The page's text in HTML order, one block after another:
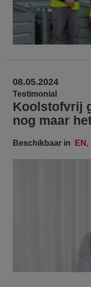
08.05.2024
Testimonial
Koolstofvrij
nog maar
Beschikbaar in EN